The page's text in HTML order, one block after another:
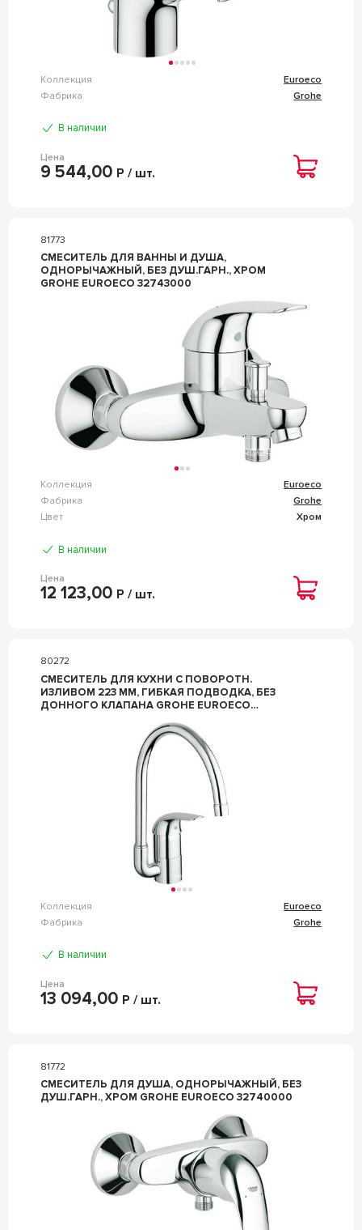
Коллекция
Euroeco
Фабрика
Grohe
В наличии
Цена
9 544,00 Р / шт.
81773
СМЕСИТЕЛЬ ДЛЯ ВАННЫ И ДУША,
ОДНОРЫЧАЖНЫЙ, БЕЗ ДУШ.ГАРН., ХРОМ
GROHE EUROECO 32743000
Коллекция
Euroeco
Фабрика
Grohe
Цвет
Хром
В наличии
Цена
12 123,00 Р / шт.
80272
СМЕСИТЕЛЬ ДЛЯ КУХНИ С ПОВОРОТН.
ИЗЛИВОМ 223 ММ, ГИБКАЯ ПОДВОДКА, БЕЗ
ДОННОГО КЛАПАНА GROHE EUROECO
Коллекция
Euroeco
Фабрика
Grohe
В наличии
Цена
13 094,00 Р / шт.
81772
СМЕСИТЕЛЬ ДЛЯ ДУША, ОДНОРЫЧАЖНЫЙ, БЕЗ
ДУШ.ГАРН., ХРОМ GROHE EUROECO 32740000